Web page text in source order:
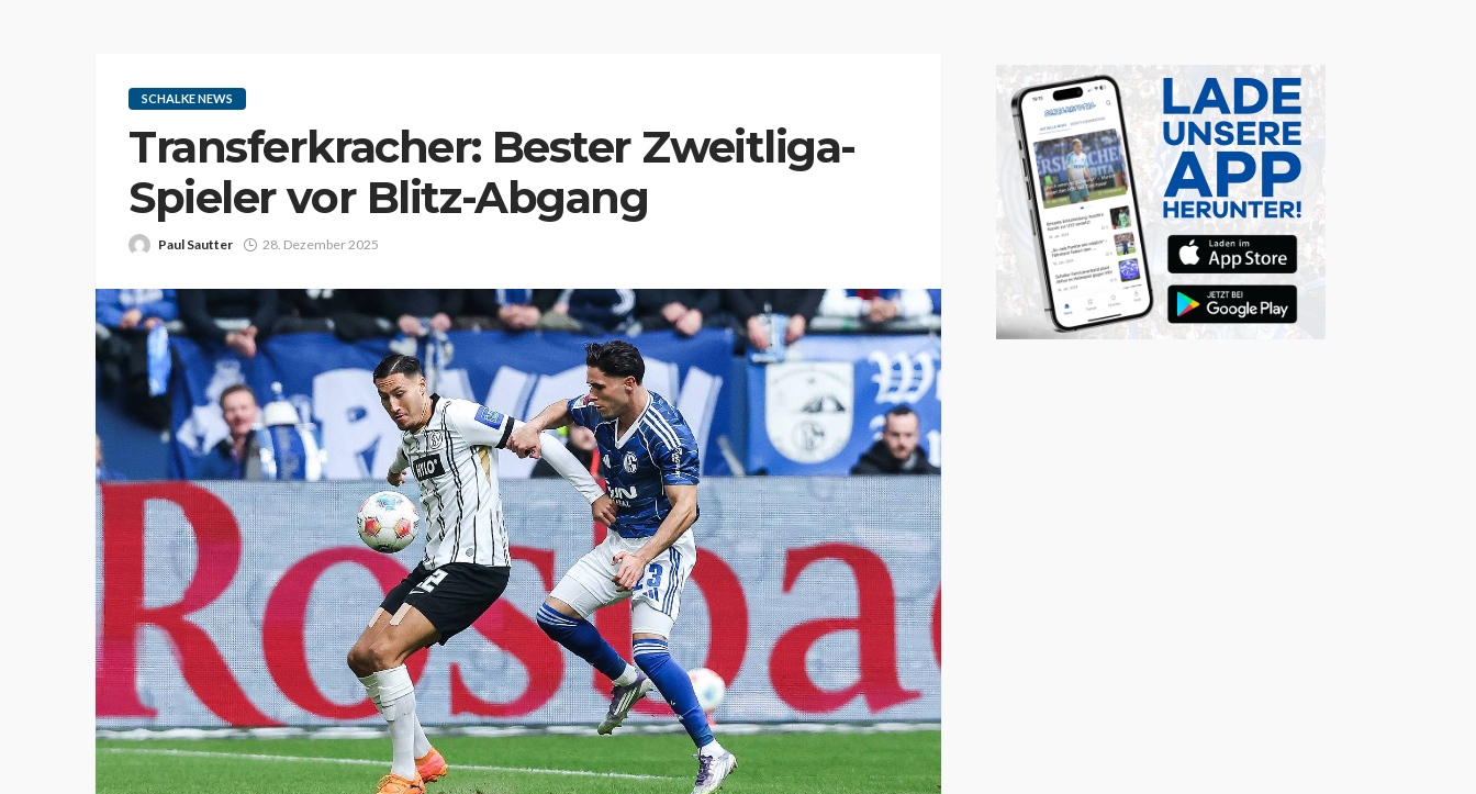
SCHALKE NEWS
Transferkracher: Bester Zweitliga-
Spieler vor Blitz-Abgang
Paul Sautter 28. Dezember 2025